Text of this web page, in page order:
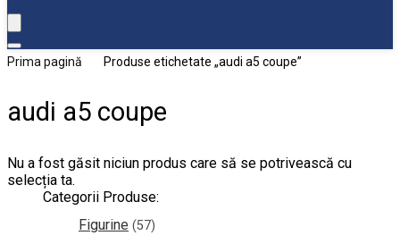
Prima pagină Produse etichetate „audi a5 coupe”
audi a5 coupe
Nu a fost găsit niciun produs care să se potrivească cu
selecția ta.
Categorii Produse:
Figurine (57)